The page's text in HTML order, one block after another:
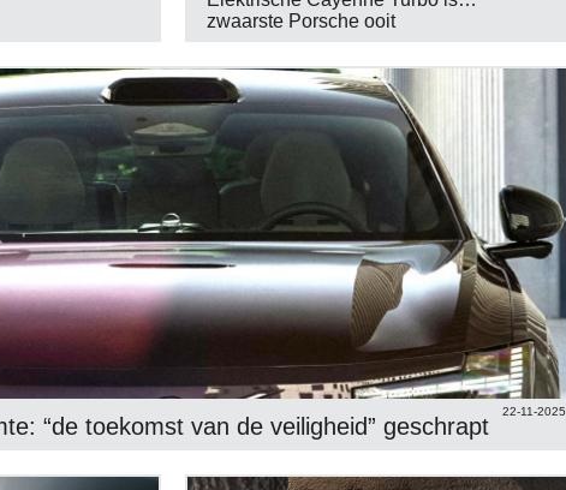
zwaarste Porsche ooit
22-11-2025
“de toekomst van de veiligheid” geschrapt